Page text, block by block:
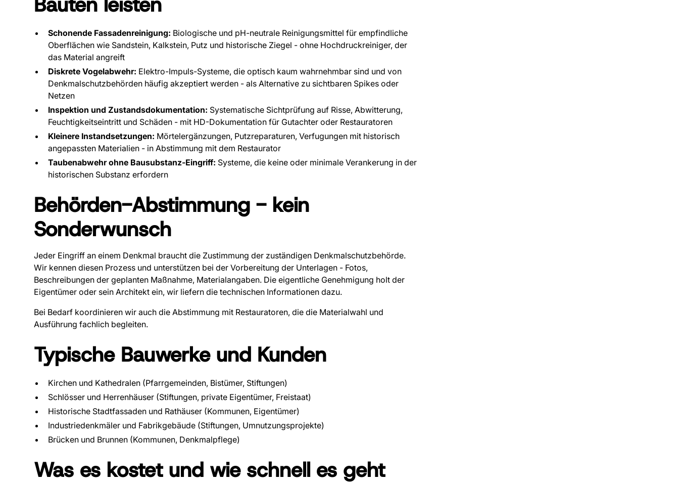
Schonende Fassadenreinigung: Biologische und pH-neutrale Reinigungsmittel für empfindliche
Oberflächen wie Sandstein, Kalkstein, Putz und historische Ziegel - ohne Hochdruckreiniger, der
das Material angreift
Diskrete Vogelabwehr: Elektro-Impuls-Systeme, die optisch kaum wahrnehmbar sind und von
Denkmalschutzbehörden häufig akzeptiert werden - als Alternative zu sichtbaren Spikes oder
Netzen
Inspektion und Zustandsdokumentation: Systematische Sichtprüfung auf Risse, Abwitterung,
Feuchtigkeitseintritt und Schäden - mit HD-Dokumentation für Gutachter oder Restauratoren
Kleinere Instandsetzungen: Mörtelergänzungen, Putzreparaturen, Verfugungen mit historisch
angepassten Materialien - in Abstimmung mit dem Restaurator
Taubenabwehr ohne Bausubstanz-Eingriff: Systeme, die keine oder minimale Verankerung in der
historischen Substanz erfordern
Behörden-Abstimmung - kein
Sonderwunsch
Jeder Eingriff an einem Denkmal braucht die Zustimmung der zuständigen Denkmalschutzbehörde.
Wir kennen diesen Prozess und unterstützen bei der Vorbereitung der Unterlagen - Fotos,
Beschreibungen der geplanten Maßnahme, Materialangaben. Die eigentliche Genehmigung holt der
Eigentümer oder sein Architekt ein, wir liefern die technischen Informationen dazu.
Bei Bedarf koordinieren wir auch die Abstimmung mit Restauratoren, die die Materialwahl und
Ausführung fachlich begleiten.
Typische Bauwerke und Kunden
Kirchen und Kathedralen (Pfarrgemeinden, Bistümer, Stiftungen)
Schlösser und Herrenhäuser (Stiftungen, private Eigentümer, Freistaat)
Historische Stadtfassaden und Rathäuser (Kommunen, Eigentümer)
Industriedenkmäler und Fabrikgebäude (Stiftungen, Umnutzungsprojekte)
Brücken und Brunnen (Kommunen, Denkmalpflege)
Was es kostet und wie schnell es geht